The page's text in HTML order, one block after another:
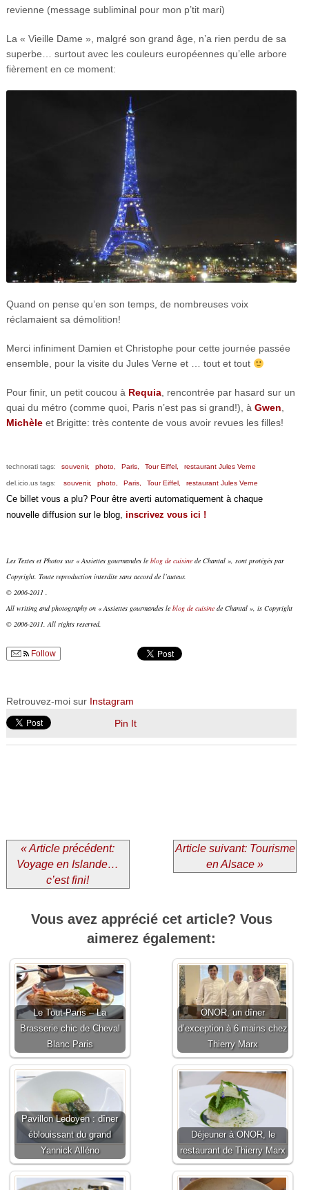
revienne (message subliminal pour mon p’tit mari)
La « Vieille Dame », malgré son grand âge, n’a rien perdu de sa
superbe… surtout avec les couleurs européennes qu’elle arbore
fièrement en ce moment:
Quand on pense qu’en son temps, de nombreuses voix
réclamaient sa démolition!
Merci infiniment Damien et Christophe pour cette journée passée
ensemble, pour la visite du Jules Verne et … tout et tout
Pour finir, un petit coucou à Requia, rencontrée par hasard sur un
quai du métro (comme quoi, Paris n’est pas si grand!), à Gwen,
Michèleet Brigitte: très contente de vous avoir revues les filles!
technorati tags: souvenir, photo, Paris, Tour Eiffel, restaurant Jules Verne
del.icio.us tags: souvenir, photo, Paris, Tour Eiffel, restaurant Jules Verne
Ce billet vous a plu? Pour être averti automatiquement à chaque
nouvelle diffusion sur le blog, inscrivez vous ici !
Les Textes et Photos sur « Assiettes gourmandes le blog de cuisinede Chantal », sont protégés par
Copyright. Toute reproduction interdite sans accord de l’auteur.
© 2006-2011 .
All writing and photography on « Assiettes gourmandes le blog de cuisinede Chantal », is Copyright
© 2006-2011. All rights reserved.
Follow
Retrouvez-moi sur Instagram
Pin It
« Article précédent:
Voyage en Islande…
c’est fini!
Article suivant: Tourisme
en Alsace »
Vous avez apprécié cet article? Vous
aimerez également:
Le Tout-Paris – La
Brasserie chic de Cheval
Blanc Paris
ONOR, un dîner
d’exception à 6 mains chez
Thierry Marx
Pavillon Ledoyen : dîner
éblouissant du grand
Yannick Alléno
Déjeuner à ONOR, le
restaurant de Thierry Marx